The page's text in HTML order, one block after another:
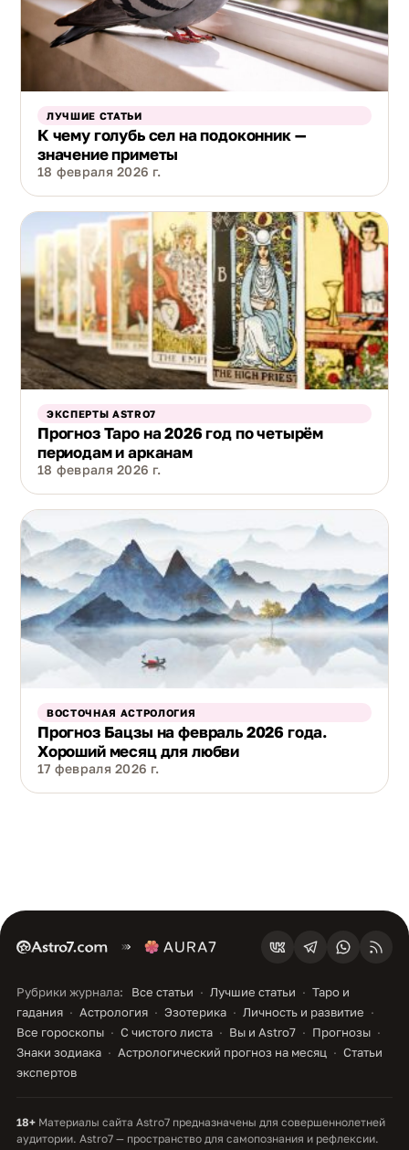
ЛУЧШИЕ СТАТЬИ
К чему голубь сел на подоконник —
значение приметы
18 февраля 2026 г.
ЭКСПЕРТЫ ASTRO7
Прогноз Таро на 2026 год по четырём
периодам и арканам
18 февраля 2026 г.
ВОСТОЧНАЯ АСТРОЛОГИЯ
Прогноз Бацзы на февраль 2026 года.
Хороший месяц для любви
17 февраля 2026 г.
Рубрики журнала: Все статьи Лучшие статьи
Таро и
гадания
Астрология Эзотерика
Личность и развитие
Все гороскопы
С чистого листа Вы и Astro7
Прогнозы
Знаки зодиака
Астрологический прогноз на месяц
Статьи
экспертов
18+ Материалы сайта Astro7 предназначены для совершеннолетней
аудитории. Astro7 — пространство для самопознания и рефлексии.